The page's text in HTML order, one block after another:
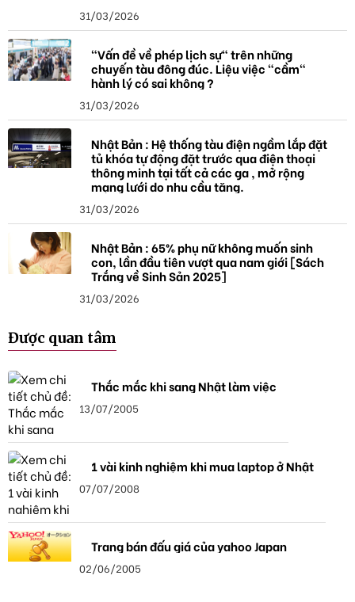
31/03/2026
"Vấn đề về phép lịch sự" trên những
chuyến tàu đông đúc. Liệu việc "cầm"
hành lý có sai không ?
31/03/2026
Nhật Bản : Hệ thống tàu điện ngầm lắp đặt
tủ khóa tự động đặt trước qua điện thoại
thông minh tại tất cả các ga , mở rộng
mạng lưới do nhu cầu tăng.
31/03/2026
Nhật Bản : 65% phụ nữ không muốn sinh
con, lần đầu tiên vượt qua nam giới [Sách
Trắng về Sinh Sản 2025]
31/03/2026
Được quan tâm
Thắc mắc khi sang Nhật làm việc
13/07/2005
1 vài kinh nghiệm khi mua laptop ở Nhật
07/07/2008
Trang bán đấu giá của yahoo Japan
02/06/2005